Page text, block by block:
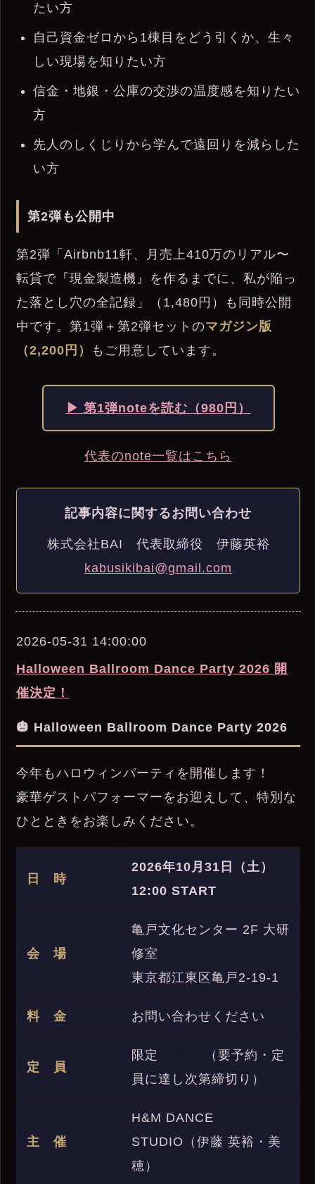
たい方
自己資金ゼロから1棟目をどう引くか、生々
しい現場を知りたい方
信金・地銀・公庫の交渉の温度感を知りたい
方
先人のしくじりから学んで遠回りを減らした
い方
第2弾も公開中
第2弾「Airbnb11軒、月売上410万のリアル〜
転貸で『現金製造機』を作るまでに、私が陥っ
た落とし穴の全記録」（1,480円）も同時公開
中です。第1弾＋第2弾セットのマガジン版
（2,200円）
もご用意しています。
▶ 第1弾noteを読む（980円）
代表のnote一覧はこちら
記事内容に関するお問い合わせ
株式会社BAI 代表取締役 伊藤英裕
kabusikibai@gmail.com
2026-05-31 14:00:00
Halloween Ballroom Dance Party 2026 開
催決定！
🎃 Halloween Ballroom Dance Party 2026
今年もハロウィンパーティを開催します！
豪華ゲストパフォーマーをお迎えして、特別な
ひとときをお楽しみください。
日 時
2026年10月31日（土）
12:00 START
会 場
亀戸文化センター 2F 大研
修室
東京都江東区亀戸2-19-1
料 金 お問い合わせください
定 員
限定
（要予約・定
員に達し次第締切り）
主 催
H&M DANCE
STUDIO（伊藤 英裕・美
穂）